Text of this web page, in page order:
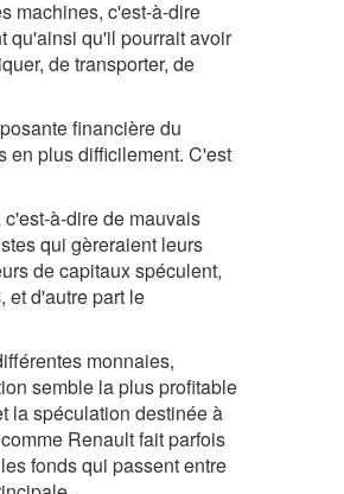
machines, c'est-à-dire
qu'ainsi qu'il pourrait avoir
de transporter, de
financière du
en plus difficilement. C'est
à-dire de mauvais
qui gèreraient leurs
de capitaux spéculent,
et d'autre part le
monnaies,
semble la plus profitable
la spéculation destinée à
Renault fait parfois
fonds qui passent entre